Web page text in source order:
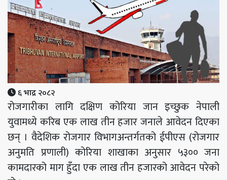
६ भाद्र २०८२
रोजगारीका लागि दक्षिण कोरिया जान इच्छुक नेपाली
युवामध्ये करिब एक लाख तीन हजार जनाले आवेदन दिएका
छन् । वैदेशिक रोजगार विभागअन्तर्गतको ईपीएस (रोजगार
अनुमति प्रणाली) कोरिया शाखाका अनुसार ५३०० जना
कामदारको माग हुँदा एक लाख तीन हजारको आवेदन परेको